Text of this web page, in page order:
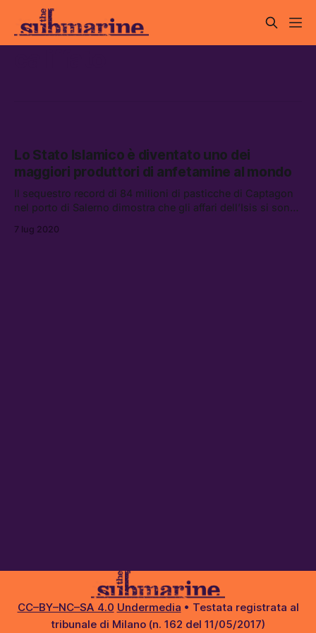
Lo Stato Islamico è diventato uno dei
maggiori produttori di anfetamine al mondo
Il sequestro record di 84 milioni di pasticche di Captagon
nel porto di Salerno dimostra che gli affari dell’Isis si sono
7 lug 2020
CC–BY–NC–SA 4.0 Undermedia • Testata registrata al
tribunale di Milano (n. 162 del 11/05/2017)